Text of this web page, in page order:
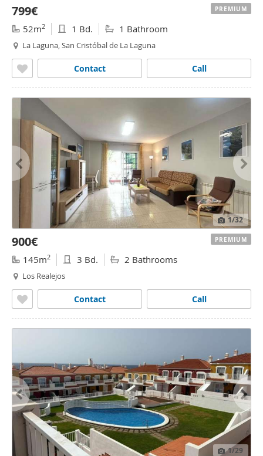
799€
52m2 1 Bd. 1 Bathroom
La Laguna, San Cristóbal de La Laguna
Call
Contact
PREMIUM
1/32
900€
145m2 3 Bd. 2 Bathrooms
Los Realejos
Call
Contact
PREMIUM
1/29